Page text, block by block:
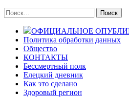
ОФИЦИАЛЬНОЕ
Политика обработки данных
Общество
КОНТАКТЫ
Бессмертный полк
Елецкий дневник
Как это сделано
Здоровый регион